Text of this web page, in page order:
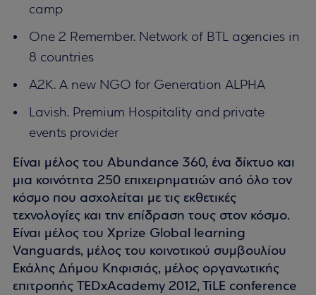
camp
One 2 Remember. Network of BTL agencies in
8 countries
A2K. A new NGO for Generation ALPHA
Lavish. Premium Hospitality and private
events provider
Είναι μέλος του Abundance 360, ένα δίκτυο και
μια κοινότητα 250 επιχειρηματιών από όλο τον
κόσμο που ασχολείται με τις εκθετικές
τεχνολογίες και την επίδραση τους στον κόσμο.
Είναι μέλος του Xprize Global learning
Vanguards, μέλος του κοινοτικού συμβουλίου
Εκάλης Δήμου Κηφισιάς, μέλος οργανωτικής
επιτροπής TEDxAcademy 2012, TiLE conference